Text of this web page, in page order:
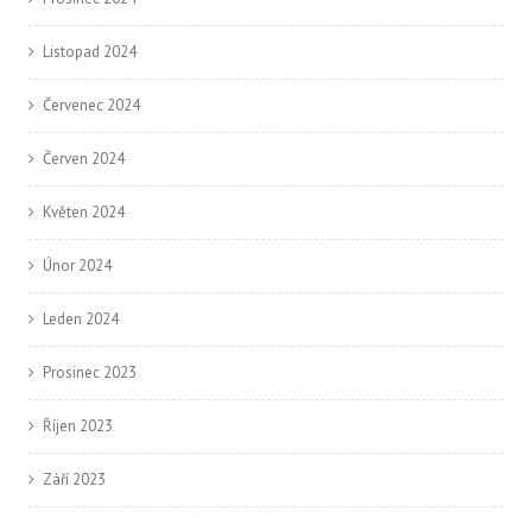
Listopad 2024
Červenec 2024
Červen 2024
Květen 2024
Únor 2024
Leden 2024
Prosinec 2023
Říjen 2023
Září 2023